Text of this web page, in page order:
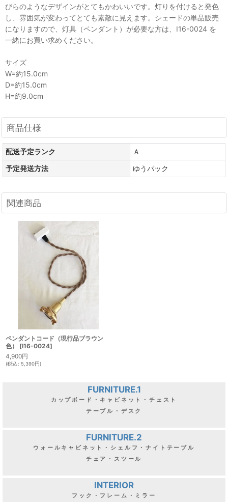
びらのようなデザインがとてもかわいいです。灯りを付けると発色
し、雰囲気が変わってとても素敵に見えます。シェードの単品販売
になりますので、灯具（ペンダント）が必要な方は、I16-0024 を
一緒にお買い求めください。
サイズ
W=約15.0cm
D=約15.0cm
H=約9.0cm
商品仕様
配送予定ランク
Ａ
予定発送方法
ゆうパック
関連商品
ペンダントコード（現行品ブラウン
色）
[I16-0024]
4,900円
(税込: 5,390円)
FURNITURE.1
カップボード・キャビネット・チェスト
テーブル・デスク
FURNITURE.2
ウォールキャビネット・シェルフ・ナイトテーブル
チェア・スツール
INTERIOR
フック・フレーム・ミラー